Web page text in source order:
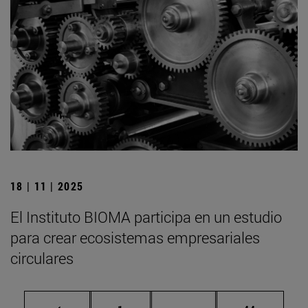
18 | 11 | 2025
El Instituto BIOMA participa en un estudio
para crear ecosistemas empresariales
circulares